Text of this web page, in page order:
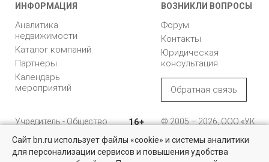
Коммерческая недвижимость
ИНФОРМАЦИЯ
Аналитика
недвижимости
Каталог компаний
Партнеры
Календарь
мероприятий
ВОЗНИКЛИ ВОПРОСЫ
Форум
Контакты
Юридическая
консультация
Обратная связь
Учредитель - Общество
ответственностью
"Управляющая
компания "Бюллетень
16+
© 2005 – 2026, ООО «УК
196105, Санкт-
Петербург, пр. Юрия
Сайт bn.ru использует файлы «cookie» и системы аналитики
для персонализации сервисов и повышения удобства